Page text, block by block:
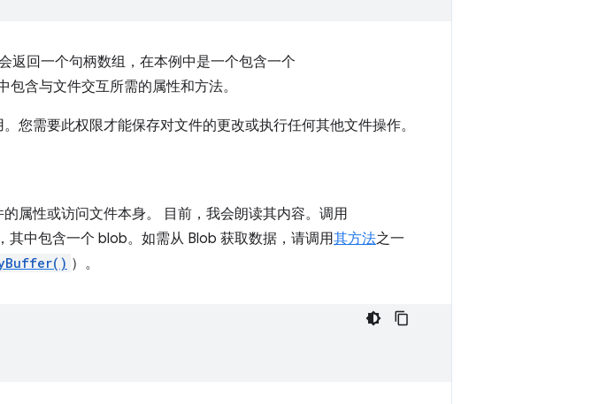
返回一个句柄数组，在本例中是一个包含一个
包含与文件交互所需的属性和方法。
您需要此权限才能保存对文件的更改或执行任何其他文件操作。
属性或访问文件本身。 目前，我会朗读其内容。调用
其中包含一个 blob。如需从 Blob 获取数据，请调用其方法之一
）。